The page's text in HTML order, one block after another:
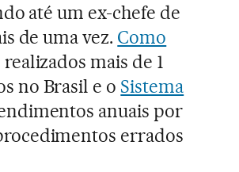
até um ex-chefe de
de uma vez. Como
realizados mais de 1
no Brasil e o Sistema
anuais por
errados